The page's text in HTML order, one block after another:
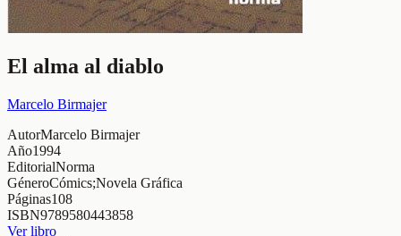
El alma al diablo
Marcelo Birmajer
AutorMarcelo Birmajer
Año1994
EditorialNorma
GéneroCómics;Novela Gráfica
Páginas108
ISBN9789580443858
Ver libro